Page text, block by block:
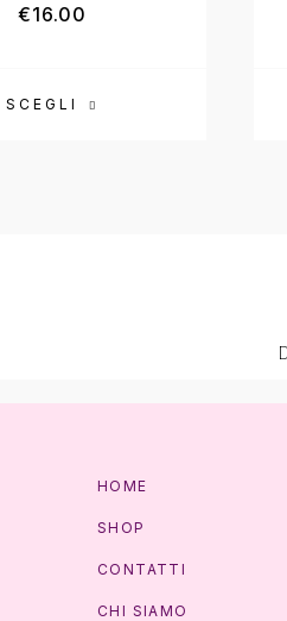
SCEGLI
€16.00
HOME
SHOP
CONTATTI
CHI SIAMO